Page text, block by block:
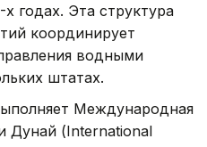
годах. Эта структура
координирует
водными
штатах.
Международная
Дунай (International